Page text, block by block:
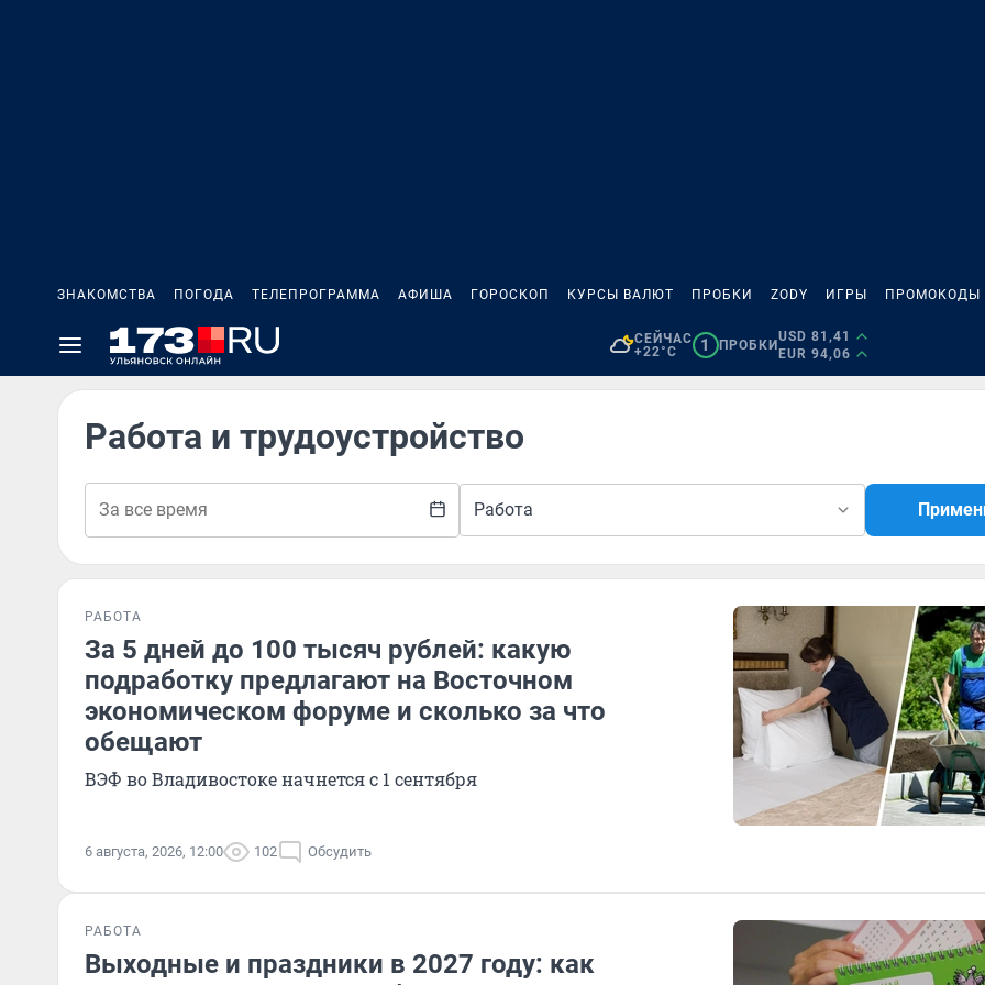
ЗНАКОМСТВА ПОГОДА ТЕЛЕПРОГРАММА АФИША ГОРОСКОП КУРСЫ ВАЛЮТ ПРОБКИ ZODY ИГРЫ ПРОМОКОДЫ
СЕЙЧАС
+22°C
1 ПРОБКИ
USD 81,41
EUR 94,06
Работа и трудоустройство
Работа
РАБОТА
За 5 дней до 100 тысяч рублей: какую
подработку предлагают на Восточном
экономическом форуме и сколько за что
обещают
ВЭФ во Владивостоке начнется с 1 сентября
6 августа, 2026, 12:00 102 Обсудить
РАБОТА
Выходные и праздники в 2027 году: как